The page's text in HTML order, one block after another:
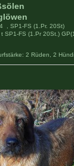
SF4 , SP1-
SP1-FS (1.Pr 20St.)
, HD
2 Rüden, 2